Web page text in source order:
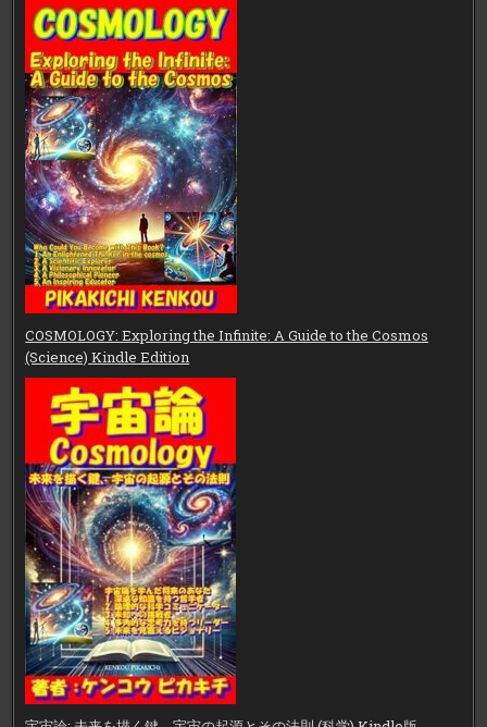
COSMOLOGY: Exploring the Infinite: A Guide to the Cosmos
(Science) Kindle Edition